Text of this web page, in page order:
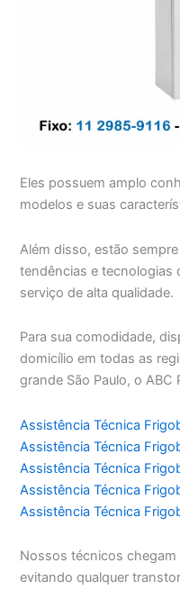
Eles possuem amplo
modelos e suas
Além disso, estão
tendências e tecnologias
serviço de alta qualidade.
Para sua comodidade,
domicílio em todas as
grande São Paulo, o ABC
Assistência Técnica
Assistência Técnica
Assistência Técnica
Assistência Técnica
Assistência Técnica
Nossos técnicos
evitando qualquer